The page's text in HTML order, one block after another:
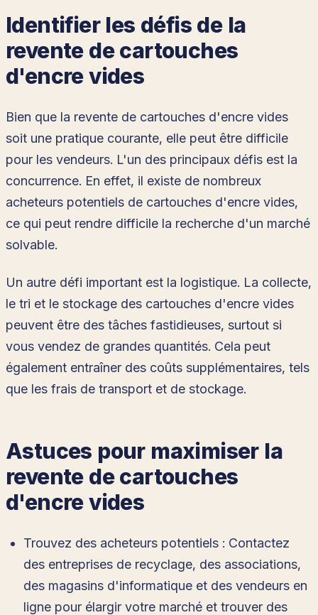
Identifier les défis de la
revente de cartouches
d'encre vides
Bien que la revente de cartouches d'encre vides
soit une pratique courante, elle peut être difficile
pour les vendeurs. L'un des principaux défis est la
concurrence. En effet, il existe de nombreux
acheteurs potentiels de cartouches d'encre vides,
ce qui peut rendre difficile la recherche d'un marché
solvable.
Un autre défi important est la logistique. La collecte,
le tri et le stockage des cartouches d'encre vides
peuvent être des tâches fastidieuses, surtout si
vous vendez de grandes quantités. Cela peut
également entraîner des coûts supplémentaires, tels
que les frais de transport et de stockage.
Astuces pour maximiser la
revente de cartouches
d'encre vides
Trouvez des acheteurs potentiels : Contactez
des entreprises de recyclage, des associations,
des magasins d'informatique et des vendeurs en
ligne pour élargir votre marché et trouver des